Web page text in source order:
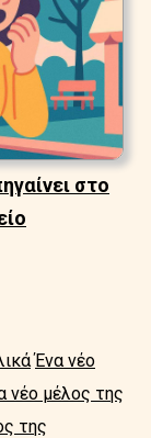
στο
Ένα νέο
νέο μέλος της
της